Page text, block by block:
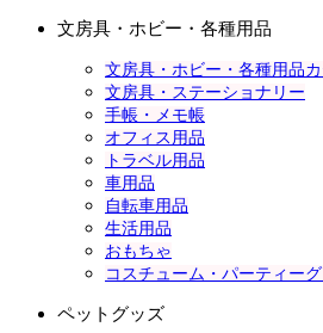
文房具・ホビー・各種用品
文房具・ホビー・各種用品
文房具・ステーショナリー
手帳・メモ帳
オフィス用品
トラベル用品
車用品
自転車用品
生活用品
おもちゃ
コスチューム・パーティー
ペットグッズ